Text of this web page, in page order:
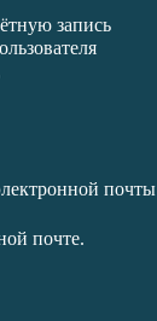
запись
почты
почте.